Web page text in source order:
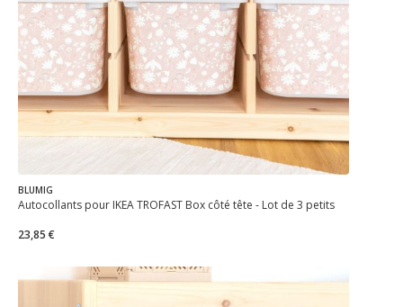
BLUMIG
Autocollants pour IKEA TROFAST Box côté tête - Lot de 3 petits
23,85 €